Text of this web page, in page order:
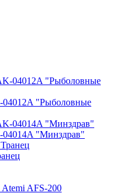
04012A "Рыболовные
04014A "Минздрав"